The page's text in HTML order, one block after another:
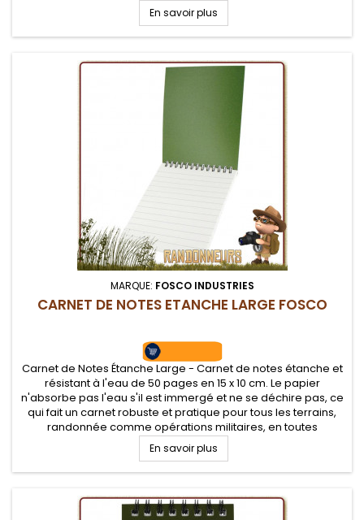
En savoir plus
MARQUE: FOSCO INDUSTRIES
CARNET DE NOTES ETANCHE LARGE FOSCO
Carnet de Notes Étanche Large - Carnet de notes étanche et
résistant à l'eau de 50 pages en 15 x 10 cm. Le papier
n'absorbe pas l'eau s'il est immergé et ne se déchire pas, ce
qui fait un carnet robuste et pratique pour tous les terrains,
randonnée comme opérations militaires, en toutes
conditions climatiques.
En savoir plus